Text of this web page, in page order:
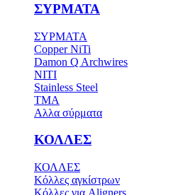
ΣΥΡΜΑΤΑ
ΣΥΡΜΑΤΑ
Copper NiTi
Damon Q Archwires
NITI
Stainless Steel
TMA
Αλλα σύρματα
ΚΟΛΛΕΣ
ΚΟΛΛΕΣ
Κόλλες αγκίστρων